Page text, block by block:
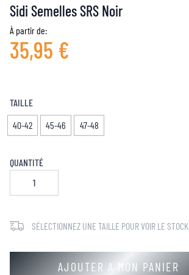
Sidi Semelles SRS Noir
À partir de:
35,95 €
TAILLE
40-42
45-46 47-48
QUANTITÉ
SÉLECTIONNEZ UNE TAILLE POUR VOIR LE STOCK
AJOUTER A MON PANIER